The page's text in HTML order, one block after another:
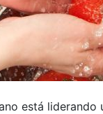
está